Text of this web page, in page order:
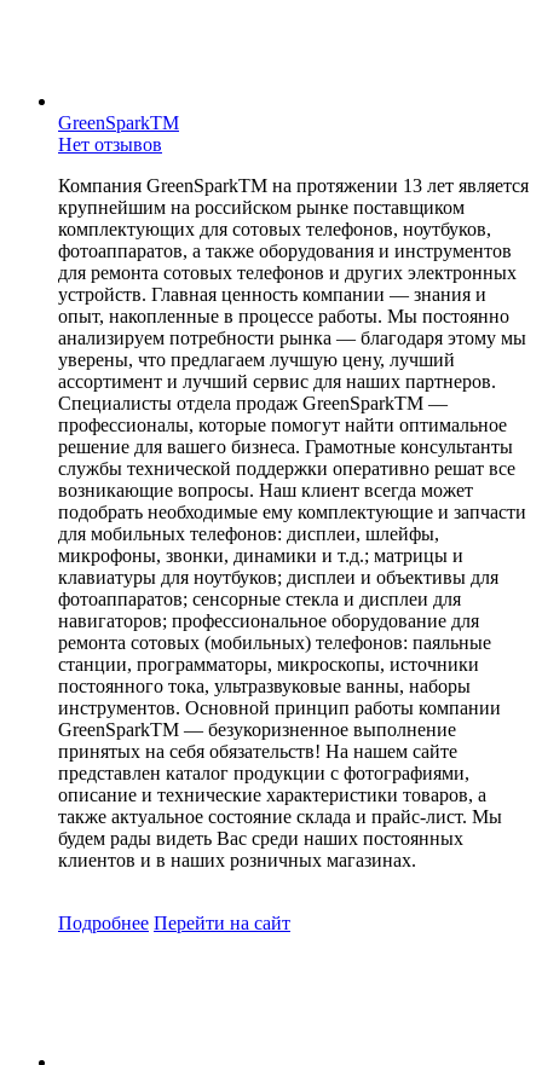
GreenSparkTM
Нет отзывов
Компания GreenSparkTM на протяжении 13 лет является
крупнейшим на российском рынке поставщиком
комплектующих для сотовых телефонов, ноутбуков,
фотоаппаратов, а также оборудования и инструментов
для ремонта сотовых телефонов и других электронных
устройств. Главная ценность компании — знания и
опыт, накопленные в процессе работы. Мы постоянно
анализируем потребности рынка — благодаря этому мы
уверены, что предлагаем лучшую цену, лучший
ассортимент и лучший сервис для наших партнеров.
Специалисты отдела продаж GreenSparkTM —
профессионалы, которые помогут найти оптимальное
решение для вашего бизнеса. Грамотные консультанты
службы технической поддержки оперативно решат все
возникающие вопросы. Наш клиент всегда может
подобрать необходимые ему комплектующие и запчасти
для мобильных телефонов: дисплеи, шлейфы,
микрофоны, звонки, динамики и т.д.; матрицы и
клавиатуры для ноутбуков; дисплеи и объективы для
фотоаппаратов; сенсорные стекла и дисплеи для
навигаторов; профессиональное оборудование для
ремонта сотовых (мобильных) телефонов: паяльные
станции, программаторы, микроскопы, источники
постоянного тока, ультразвуковые ванны, наборы
инструментов. Основной принцип работы компании
GreenSparkTM — безукоризненное выполнение
принятых на себя обязательств! На нашем сайте
представлен каталог продукции с фотографиями,
описание и технические характеристики товаров, а
также актуальное состояние склада и прайс-лист. Мы
будем рады видеть Вас среди наших постоянных
клиентов и в наших розничных магазинах.
Подробнее Перейти на сайт